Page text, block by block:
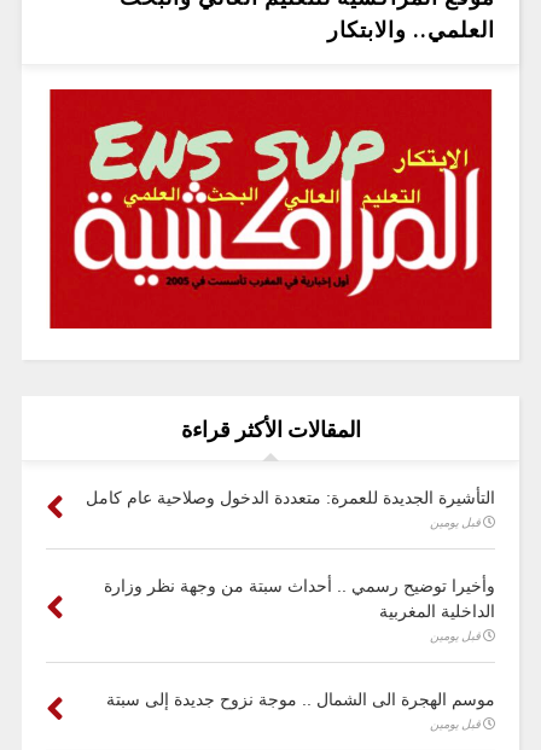
العلمي.. والابتكار
المقالات الأكثر قراءة
التأشيرة الجديدة للعمرة: متعددة الدخول وصلاحية عام كامل
قبل يومين
وأخيرا توضيح رسمي .. أحداث سبتة من وجهة نظر وزارة
الداخلية المغربية
قبل يومين
موسم الهجرة الى الشمال .. موجة نزوح جديدة إلى سبتة
قبل يومين